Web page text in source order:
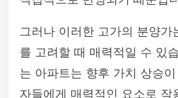
그러나 이러한 고가의 분양가
를 고려할 때 매력적일 수 있
는 아파트는 향후 가치 상승
자들에게 매력적인 요소로 작